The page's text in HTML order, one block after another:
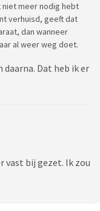
niet meer nodig hebt
verhuisd, geeft dat
dan wanneer
al weer weg doet.
Dat heb ik er
vast bij gezet. Ik zou